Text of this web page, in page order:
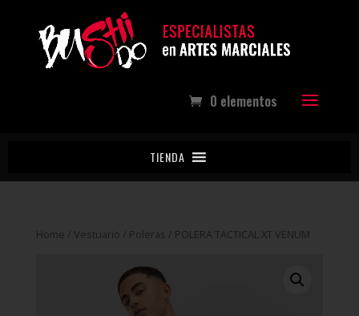
0 elementos
TIENDA
Home / Vestuario / Poleras / POLERA TACTICAL XT VENUM